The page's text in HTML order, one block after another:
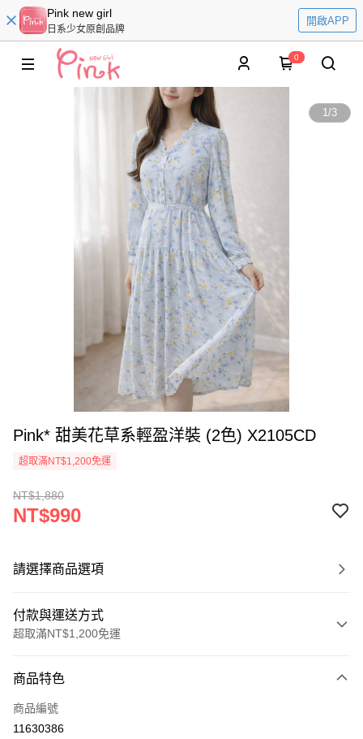
Pink new girl
日系少女原創品牌
開啟APP
0
1/3
Pink* 甜美花草系輕盈洋裝 (2色) X2105CD
超取滿NT$1,200免運
NT$1,880
NT$990
請選擇商品選項
付款與運送方式
超取滿NT$1,200免運
信用卡一次付款
超商取貨付款
商品特色
商品編號
11630386